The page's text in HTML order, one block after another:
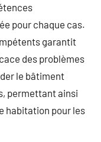
pour chaque cas.
garantit
des problèmes
le bâtiment
permettant ainsi
habitation pour les